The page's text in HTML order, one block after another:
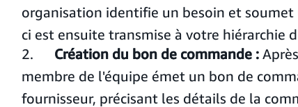
organisation identifie un besoin et soumet
ci est ensuite transmise à votre hiérarchie
2. Création du bon de commande :
membre de l'équipe émet un bon de
fournisseur, précisant les détails de la